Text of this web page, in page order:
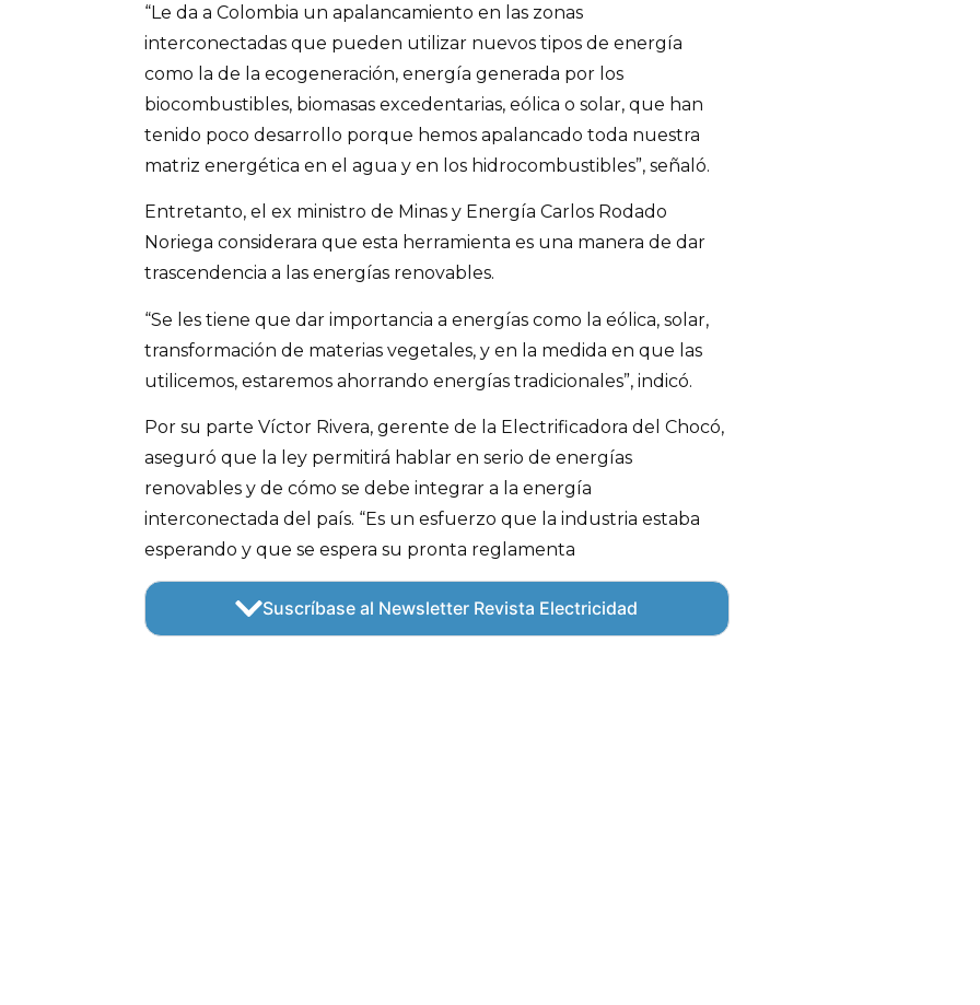
“Le da a Colombia un apalancamiento en las zonas
interconectadas que pueden utilizar nuevos tipos de energía
como la de la ecogeneración, energía generada por los
biocombustibles, biomasas excedentarias, eólica o solar, que han
tenido poco desarrollo porque hemos apalancado toda nuestra
matriz energética en el agua y en los hidrocombustibles”, señaló.
Entretanto, el ex ministro de Minas y Energía Carlos Rodado
Noriega considerara que esta herramienta es una manera de dar
trascendencia a las energías renovables.
“Se les tiene que dar importancia a energías como la eólica, solar,
transformación de materias vegetales, y en la medida en que las
utilicemos, estaremos ahorrando energías tradicionales”, indicó.
Por su parte Víctor Rivera, gerente de la Electrificadora del Chocó,
aseguró que la ley permitirá hablar en serio de energías
renovables y de cómo se debe integrar a la energía
interconectada del país. “Es un esfuerzo que la industria estaba
esperando y que se espera su pronta reglamenta
Suscríbase al Newsletter Revista Electricidad